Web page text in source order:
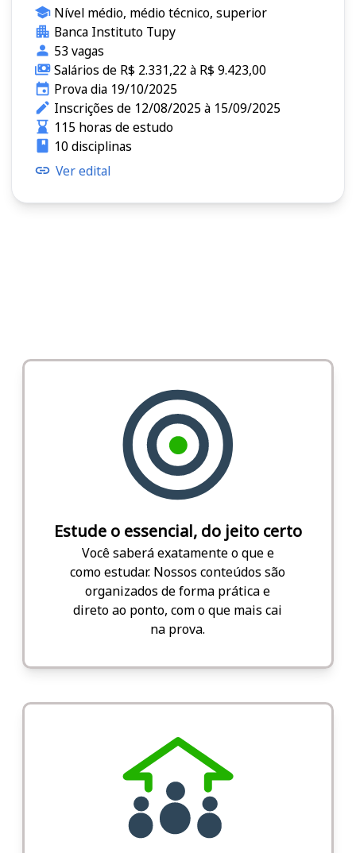
Nível médio, médio técnico, superior
Banca Instituto Tupy
53 vagas
Salários de R$ 2.331,22 à R$ 9.423,00
Prova dia 19/10/2025
Inscrições de 12/08/2025 à 15/09/2025
115 horas de estudo
10 disciplinas
Ver edital
Estude o essencial, do jeito certo
Você saberá exatamente o que e
como estudar. Nossos conteúdos são
organizados de forma prática e
direto ao ponto, com o que mais cai
na prova.